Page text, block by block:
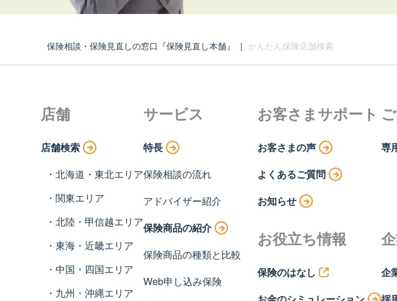
保険相談・保険見直しの窓口『保険見直し本舗』 | かんたん保険店舗検索
店舗
店舗検索
北海道・東北エリア
関東エリア
北陸・甲信越エリア
東海・近畿エリア
中国・四国エリア
九州・沖縄エリア
サービス
特長
保険相談の流れ
アドバイザー紹介
保険商品の紹介
保険商品の種類と比較
Web申し込み保険
お客さまサポート
お客さまの声
よくあるご質問
お知らせ
お役立ち情報
保険のはなし
専
企